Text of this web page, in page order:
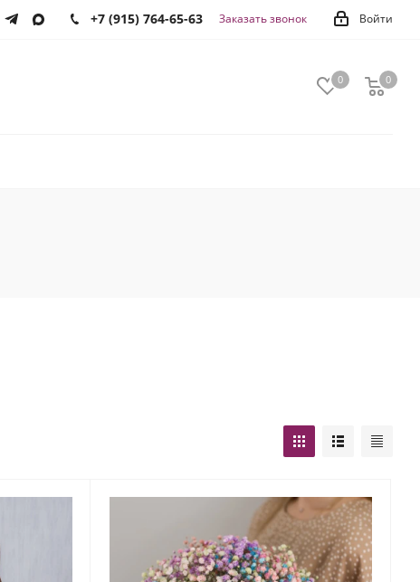
Войти
+7 (915) 764-65-63 Заказать звонок
0 0
0